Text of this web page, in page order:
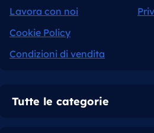
Lavora con noi
Cookie Policy
Condizioni di vendita
Tutte le categorie